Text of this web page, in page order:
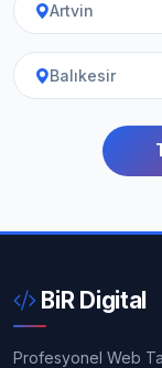
Artvin
Balıkesir
BiR Digital
Profesyonel Web